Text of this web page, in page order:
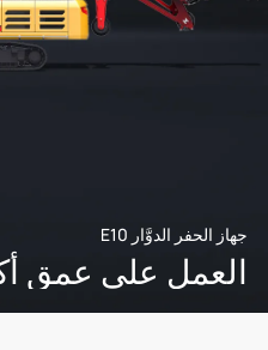
جهاز الحفر الدوَّار E10
العمل على عمق